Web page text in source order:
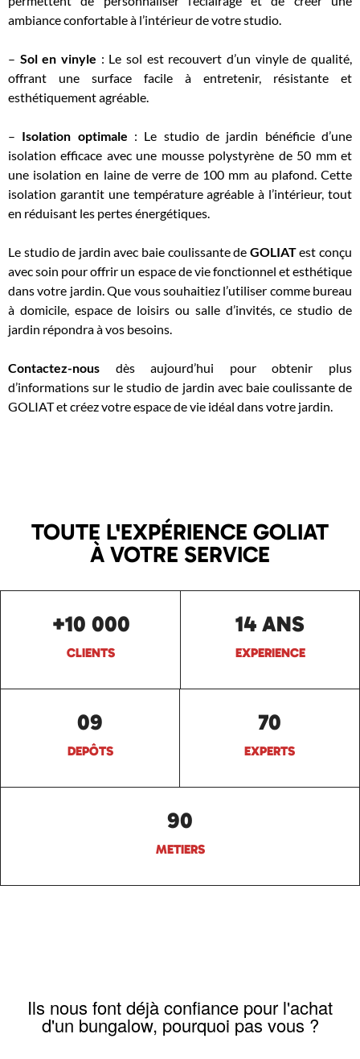
ambiance confortable à l’intérieur de votre studio.
– Sol en vinyle : Le sol est recouvert d’un vinyle de qualité,
offrant une surface facile à entretenir, résistante et
esthétiquement agréable.
– Isolation optimale : Le studio de jardin bénéficie d’une
isolation efficace avec une mousse polystyrène de 50 mm et
une isolation en laine de verre de 100 mm au plafond. Cette
isolation garantit une température agréable à l’intérieur, tout
en réduisant les pertes énergétiques.
Le studio de jardin avec baie coulissante de GOLIATest conçu
avec soin pour offrir un espace de vie fonctionnel et esthétique
dans votre jardin. Que vous souhaitiez l’utiliser comme bureau
à domicile, espace de loisirs ou salle d’invités, ce studio de
jardin répondra à vos besoins.
Contactez-nous dès aujourd’hui pour obtenir plus
d’informations sur le studio de jardin avec baie coulissante de
GOLIAT et créez votre espace de vie idéal dans votre jardin.
TOUTE L'EXPÉRIENCE GOLIAT
À VOTRE SERVICE
+10 000
CLIENTS
14 ANS
EXPERIENCE
09
DEPÔTS
70
EXPERTS
90
METIERS
Ils nous font déjà confiance pour l'achat
d'un bungalow, pourquoi pas vous ?